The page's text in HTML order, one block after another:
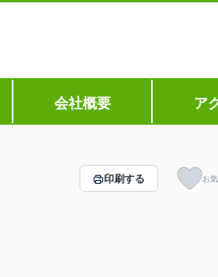
会社概要 ア
印刷する お